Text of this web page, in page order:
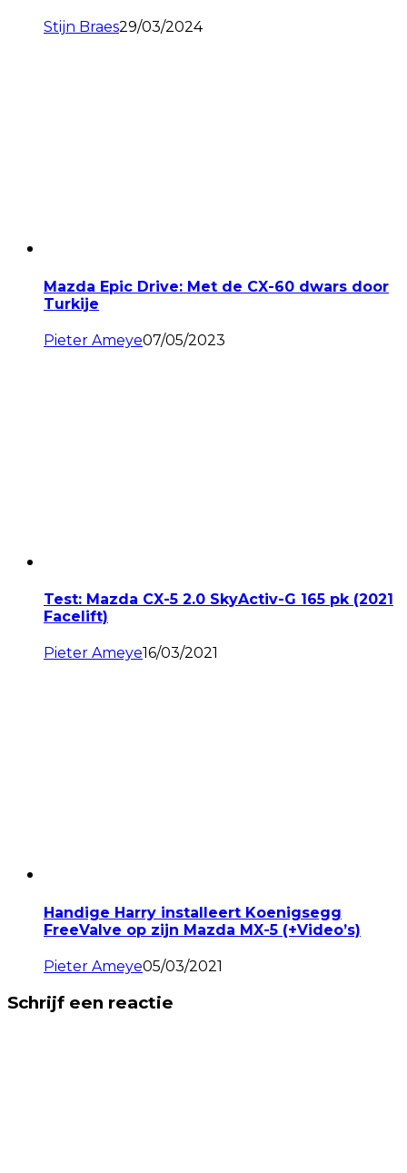
Stijn Braes29/03/2024
Mazda Epic Drive: Met de CX-60 dwars door
Turkije
Pieter Ameye07/05/2023
Test: Mazda CX-5 2.0 SkyActiv-G 165 pk (2021
Facelift)
Pieter Ameye16/03/2021
Handige Harry installeert Koenigsegg
FreeValve op zijn Mazda MX-5 (+Video’s)
Pieter Ameye05/03/2021
Schrijf een reactie